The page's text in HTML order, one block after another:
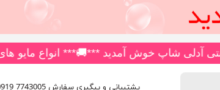
انواع مایو های ضد کلر و چاپی، اسلیپ، دامن دار، پا ار و یکسره با بیش از 180 مدل متنوع ***
پشتیبانی و پیگیری سفارش 7743005 0919